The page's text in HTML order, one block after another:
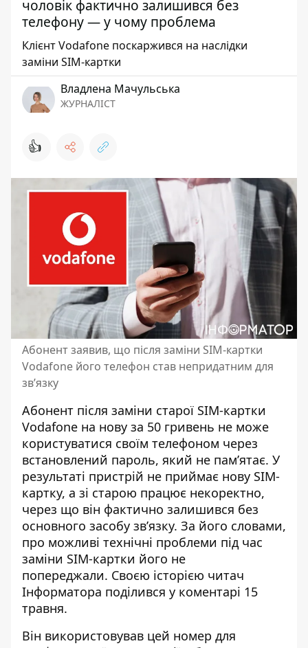
чоловік фактично залишився без
телефону — у чому проблема
Клієнт Vodafone поскаржився на наслідки
заміни SIM-картки
Владлена Мачульська
ЖУРНАЛІСТ
👍
Абонент заявив, що після заміни SIM-картки
Vodafone його телефон став непридатним для
зв’язку
Абонент після заміни старої SIM-картки
Vodafone на нову за 50 гривень не може
користуватися своїм телефоном через
встановлений пароль, який не пам’ятає. У
результаті пристрій не приймає нову SIM-
картку, а зі старою працює некоректно,
через що він фактично залишився без
основного засобу зв’язку. За його словами,
про можливі технічні проблеми під час
заміни SIM-картки його не
попереджали. Своєю історією читач
Інформатора поділився у коментарі 15
травня.
Він використовував цей номер для